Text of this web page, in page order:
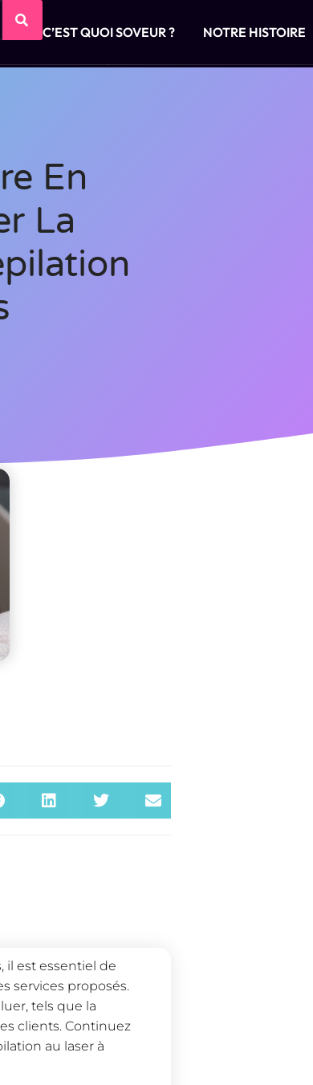
C’EST QUOI SOVEUR ? NOTRE HISTOIRE
En
La
il est essentiel de
services proposés.
tels que la
clients. Continuez
au laser à